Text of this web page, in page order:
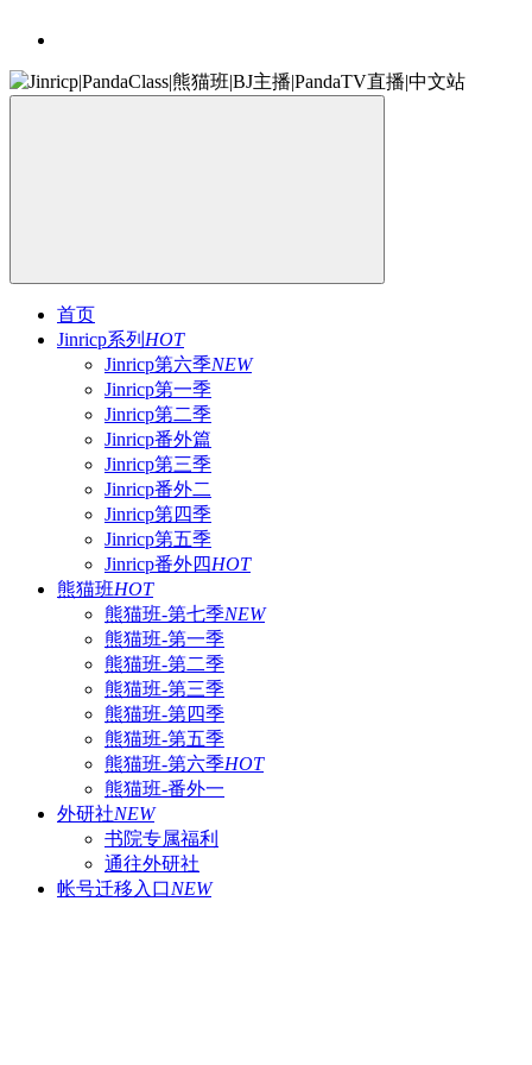
首页
Jinricp系列 HOT
Jinricp第六季NEW
Jinricp第一季
Jinricp第二季
Jinricp番外篇
Jinricp第三季
Jinricp番外二
Jinricp第四季
Jinricp第五季
Jinricp番外四HOT
熊猫班HOT
熊猫班-第七季NEW
熊猫班-第一季
熊猫班-第二季
熊猫班-第三季
熊猫班-第四季
熊猫班-第五季
熊猫班-第六季HOT
熊猫班-番外一
外研社NEW
书院专属福利
通往外研社
帐号迁移入口NEW